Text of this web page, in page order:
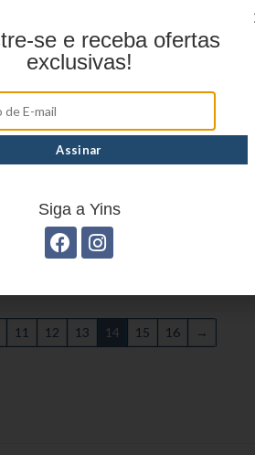
THUNDER
11 12 13 14 15 16 →
se e receba ofertas
exclusivas!
Siga a Yins